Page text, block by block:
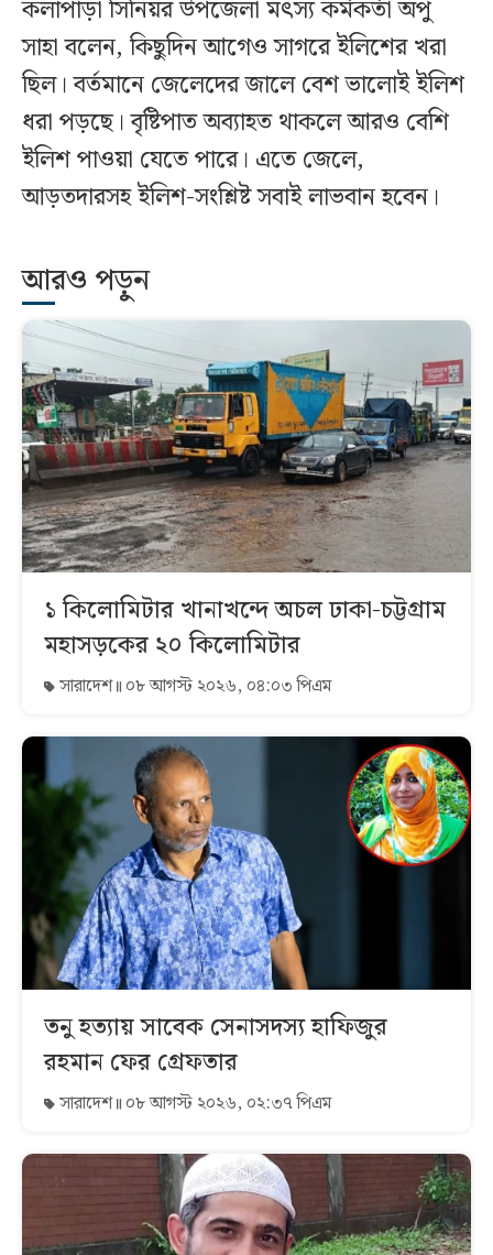
কলাপাড়া সিনিয়র উপজেলা মৎস্য কর্মকর্তা অপু
সাহা বলেন, কিছুদিন আগেও সাগরে ইলিশের খরা
ছিল। বর্তমানে জেলেদের জালে বেশ ভালোই ইলিশ
ধরা পড়ছে। বৃষ্টিপাত অব্যাহত থাকলে আরও বেশি
ইলিশ পাওয়া যেতে পারে। এতে জেলে,
আড়তদারসহ ইলিশ-সংশ্লিষ্ট সবাই লাভবান হবেন।
আরও পড়ুন
১ কিলোমিটার খানাখন্দে অচল ঢাকা-চট্টগ্রাম
মহাসড়কের ২০ কিলোমিটার
সারাদেশ ০৮ আগস্ট ২০২৬, ০৪:০৩ পিএম
তনু হত্যায় সাবেক সেনাসদস্য হাফিজুর
রহমান ফের গ্রেফতার
সারাদেশ ০৮ আগস্ট ২০২৬, ০২:৩৭ পিএম